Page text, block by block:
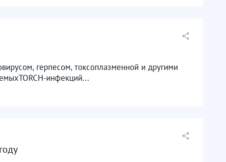
герпесом, токсоплазменной и другими
инфекций...